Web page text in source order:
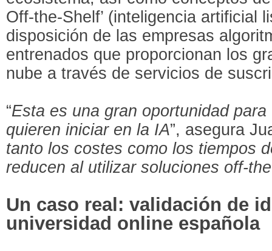
Off-the-Shelf’ (inteligencia artificial
disposición de las empresas
entrenados que proporcionan los
nube a través de servicios de
“Esta es una gran oportunidad
quieren iniciar en la IA”, asegura
tanto los costes como los tiempos
reducen al utilizar soluciones off-
Un caso real: validación de
universidad online española